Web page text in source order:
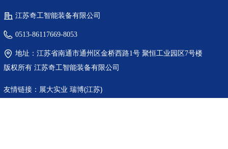
江苏奇工智能装备有限公司
0513-86117669-8053
地址： 江苏省南通市通州区金桥西路1号 聚恒工业园区7号楼
版权所有 江苏奇工智能装备有限公司
友情链接： 展大实业 瑞博(江苏)